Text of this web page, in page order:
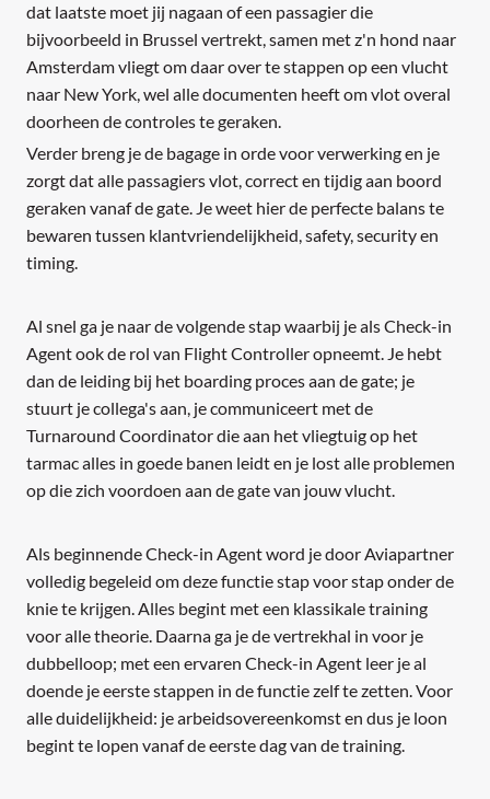
dat laatste moet jij nagaan of een passagier die
bijvoorbeeld in Brussel vertrekt, samen met z'n hond naar
Amsterdam vliegt om daar over te stappen op een vlucht
naar New York, wel alle documenten heeft om vlot overal
doorheen de controles te geraken.
Verder breng je de bagage in orde voor verwerking en je
zorgt dat alle passagiers vlot, correct en tijdig aan boord
geraken vanaf de gate. Je weet hier de perfecte balans te
bewaren tussen klantvriendelijkheid, safety, security en
timing.
Al snel ga je naar de volgende stap waarbij je als Check-in
Agent ook de rol van Flight Controller opneemt. Je hebt
dan de leiding bij het boarding proces aan de gate; je
stuurt je collega's aan, je communiceert met de
Turnaround Coordinator die aan het vliegtuig op het
tarmac alles in goede banen leidt en je lost alle problemen
op die zich voordoen aan de gate van jouw vlucht.
Als beginnende Check-in Agent word je door Aviapartner
volledig begeleid om deze functie stap voor stap onder de
knie te krijgen. Alles begint met een klassikale training
voor alle theorie. Daarna ga je de vertrekhal in voor je
dubbelloop; met een ervaren Check-in Agent leer je al
doende je eerste stappen in de functie zelf te zetten. Voor
alle duidelijkheid: je arbeidsovereenkomst en dus je loon
begint te lopen vanaf de eerste dag van de training.